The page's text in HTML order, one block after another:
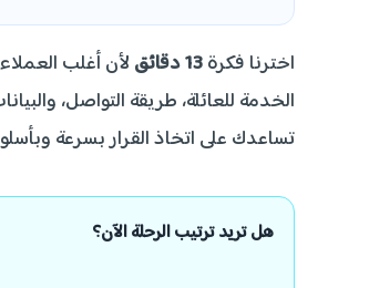
اخترنا فكرة13 دقائق
لأن أغلب
الخدمة للعائلة، طريقة التواصل،
تساعدك على اتخاذ القرار بسرعة
هل تريد ترتيب الرحلة الآن؟